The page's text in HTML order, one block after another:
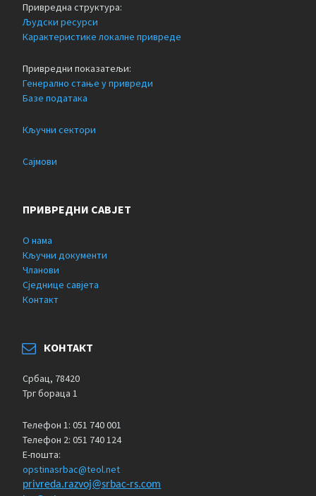
Привредна структура:
Људски ресурси
Карактеристике локалне привреде
Привредни показатељи:
Генерално стање у привреди
Базе података
Кључни сектори
Сајмови
ПРИВРЕДНИ САВЈЕТ
О нама
Кључни документи
Чланови
Сједнице савјета
Контакт
КОНТАКТ
Србац, 78420
Трг бораца 1
Телефон 1: 051 740 001
Телефон 2: 051 740 124
Е-пошта:
opstinasrbac@teol.net
privreda.razvoj@srbac-rs.com